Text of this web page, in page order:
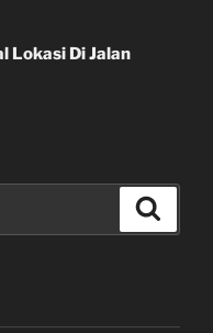
Lokasi Di Jalan